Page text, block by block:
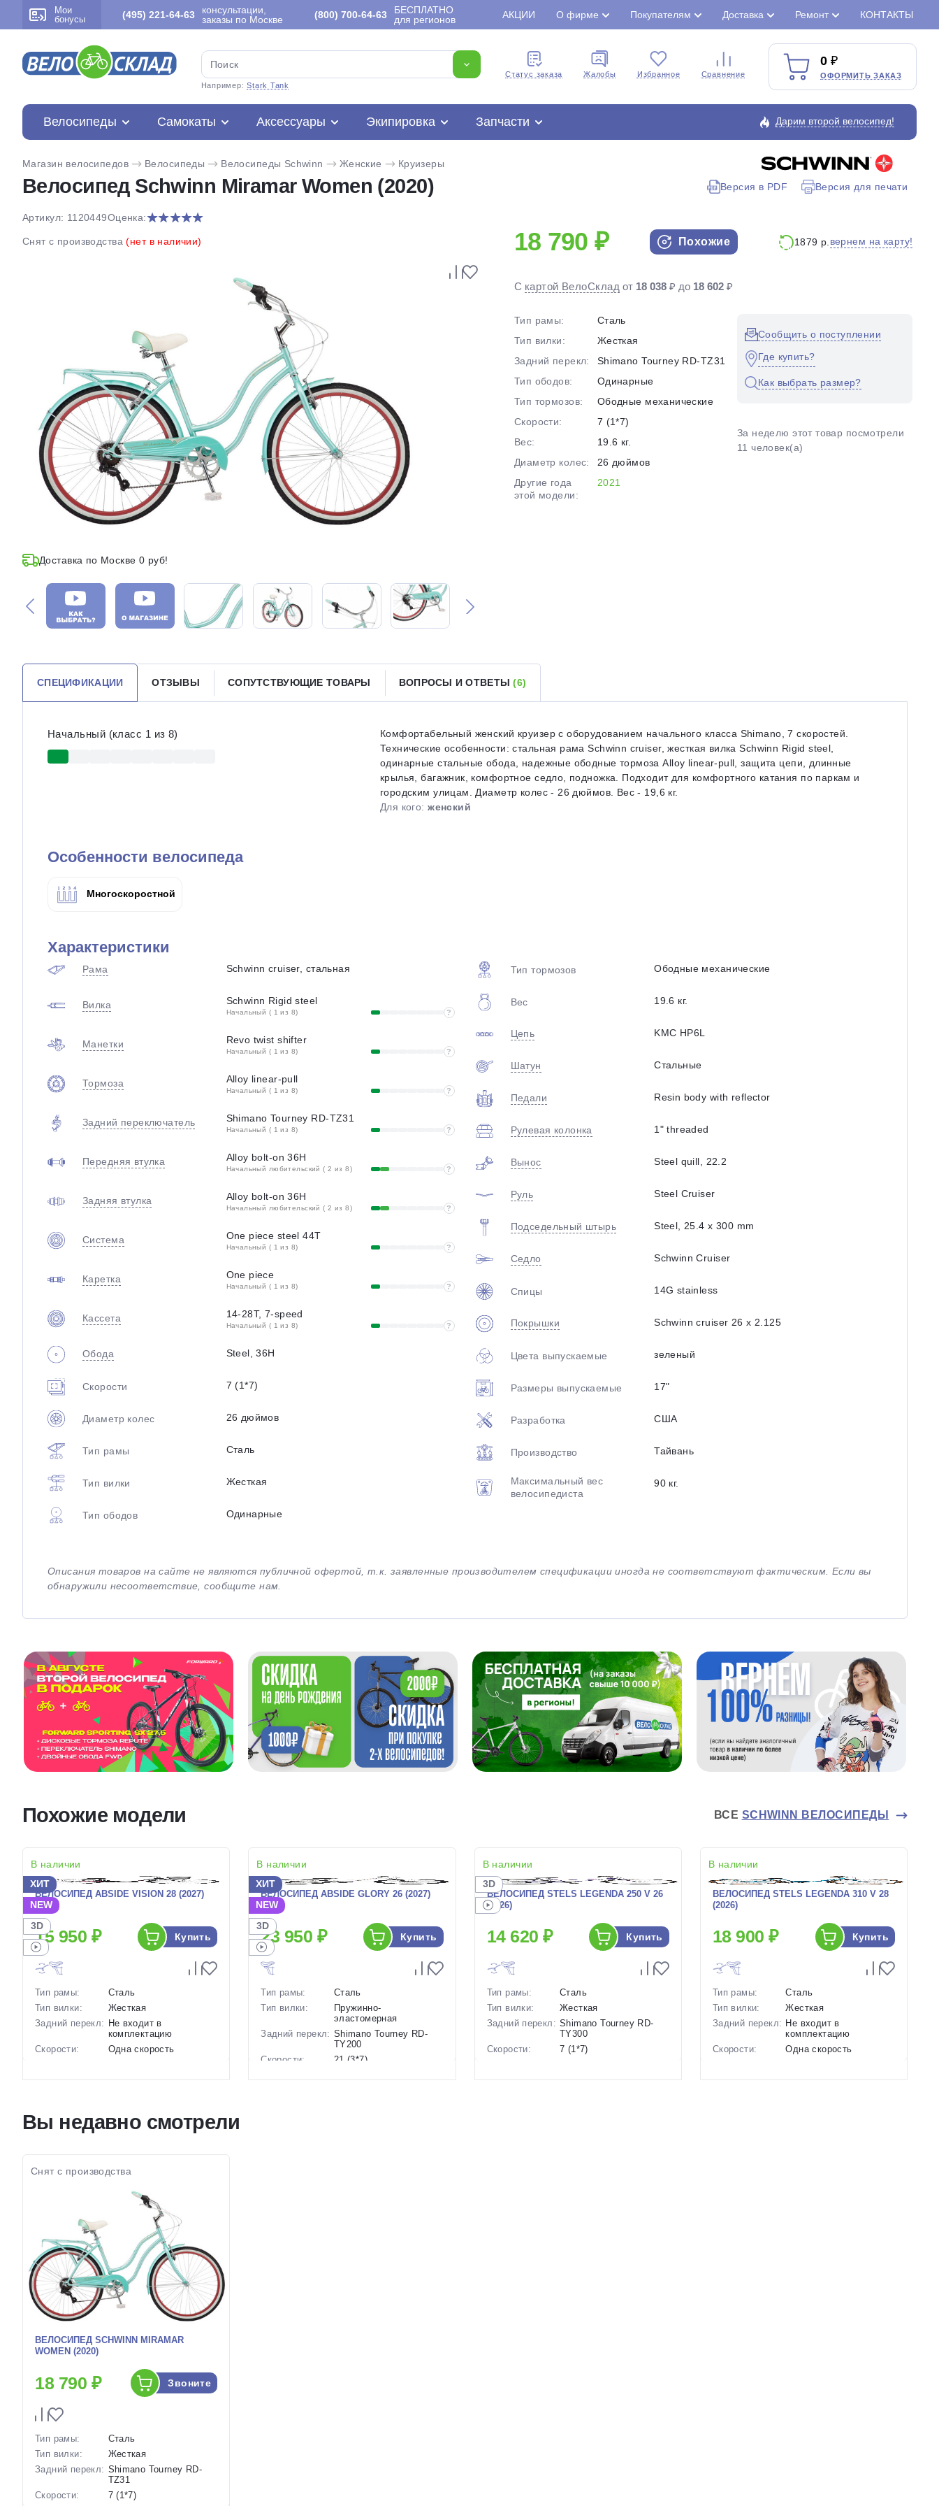
Мои
бонусы
(495) 221-64-63
консультации,
заказы по Москве
(800) 700-64-63
БЕСПЛАТНО
для регионов
АКЦИИ О фирме Покупателям Доставка Ремонт КОНТАКТЫ
Например:Stark Tank
Cтатус заказа Жалобы Избранное Сравнение
0
ОФОРМИТЬ ЗАКАЗ
Велосипеды Самокаты Аксессуары Экипировка Запчасти Дарим второй велосипед!
Магазин велосипедов Велосипеды Велосипеды Schwinn Женские Круизеры
Велосипед Schwinn Miramar Women (2020) Версия в PDF Версия для печати
Артикул: 1120449Оценка:
Снят с производства(нет в наличии)
Доставка по Москве 0 руб!
18 790 ₽ Похожие 1879 р. вернем на карту!
С картой ВелоСклад от 18 038 ₽ до 18 602 ₽
Тип рамы:
Сталь
Тип вилки:
Жесткая
Задний перекл:
Shimano Tourney RD-TZ31
Тип ободов:
Одинарные
Тип тормозов:
Ободные механические
Скорости:
7 (1*7)
Вес:
19.6 кг.
Диаметр колес:
26 дюймов
Другие года
этой модели:
2021
Сообщить о поступлении
Где купить?
Как выбрать размер?
За неделю этот товар посмотрели
11 человек(а)
СПЕЦИФИКАЦИИ ОТЗЫВЫ СОПУТСТВУЮЩИЕ ТОВАРЫ ВОПРОСЫ И ОТВЕТЫ(6)
Начальный (класс 1 из 8)
Комфортабельный женский круизер с оборудованием начального класса Shimano, 7 скоростей.
Технические особенности: стальная рама Schwinn cruiser, жесткая вилка Schwinn Rigid steel,
одинарные стальные обода, надежные ободные тормоза Alloy linear-pull, защита цепи, длинные
крылья, багажник, комфортное седло, подножка. Подходит для комфортного катания по паркам и
городским улицам. Диаметр колес - 26 дюймов. Вес - 19,6 кг.
Для кого:женский
Особенности велосипеда
Многоскоростной
Характеристики
Рама Schwinn cruiser, стальная
Вилка Schwinn Rigid steel
Начальный ( 1 из 8) ?
Манетки Revo twist shifter
Начальный ( 1 из 8) ?
Тормоза Alloy linear-pull
Начальный ( 1 из 8) ?
Задний переключатель Shimano Tourney RD-TZ31
Начальный ( 1 из 8) ?
Передняя втулка Alloy bolt-on 36H
Начальный любительский ( 2 из 8) ?
Задняя втулка Alloy bolt-on 36H
Начальный любительский ( 2 из 8) ?
Система One piece steel 44T
Начальный ( 1 из 8) ?
Каретка One piece
Начальный ( 1 из 8) ?
Кассета 14-28T, 7-speed
Начальный ( 1 из 8) ?
Обода Steel, 36H
Скорости 7 (1*7)
Диаметр колес 26 дюймов
Тип рамы Сталь
Тип вилки Жесткая
Тип ободов Одинарные
Тип тормозов Ободные механические
Вес 19.6 кг.
Цепь KMC HP6L
Шатун Стальные
Педали Resin body with reflector
Рулевая колонка 1ʺ threaded
Вынос Steel quill, 22.2
Руль Steel Cruiser
Подседельный штырь Steel, 25.4 x 300 mm
Седло Schwinn Cruiser
Спицы 14G stainless
Покрышки Schwinn cruiser 26 x 2.125
Цвета выпускаемые зеленый
Размеры выпускаемые 17ʺ
Разработка США
Производство Тайвань
Максимальный вес
велосипедиста
90 кг.
Описания товаров на сайте не являются публичной офертой, т.к. заявленные производителем спецификации иногда не соответствуют фактическим. Если вы
обнаружили несоответствие, сообщите нам.
Похожие модели ВСЕ SCHWINN ВЕЛОСИПЕДЫ
В наличии
ХИТ
NEW
3D
ВЕЛОСИПЕД ABSIDE VISION 28 (2027)
15 950 ₽ Купить
Тип рамы:
Сталь
Тип вилки:
Жесткая
Задний перекл: Не входит в
комплектацию
Скорости:
Одна скорость
Цвет-размер в
наличии:
18 Коричневый
В наличии
ХИТ
NEW
3D
ВЕЛОСИПЕД ABSIDE GLORY 26 (2027)
23 950 ₽ Купить
Тип рамы:
Сталь
Тип вилки:
Пружинно-
эластомерная
Задний перекл: Shimano Tourney RD-
TY200
Скорости:
21 (3*7)
В наличии
3D
ВЕЛОСИПЕД STELS LEGENDA 250 V 26
(2026)
14 620 ₽ Купить
Тип рамы:
Сталь
Тип вилки:
Жесткая
Задний перекл: Shimano Tourney RD-
TY300
Скорости:
7 (1*7)
В наличии
ВЕЛОСИПЕД STELS LEGENDA 310 V 28
(2026)
18 900 ₽ Купить
Тип рамы:
Сталь
Тип вилки:
Жесткая
Задний перекл: Не входит в
комплектацию
Скорости:
Одна скорость
Вы недавно смотрели
Снят с производства
ВЕЛОСИПЕД SCHWINN MIRAMAR
WOMEN (2020)
18 790 ₽ Звоните
Тип рамы:
Сталь
Тип вилки:
Жесткая
Задний перекл: Shimano Tourney RD-
TZ31
Скорости:
7 (1*7)
на части без переплат
График платежей
Сегодня
25%
Оплачивайте сегодня только
% картой любого банка
Подробнее об оплате Плайтом